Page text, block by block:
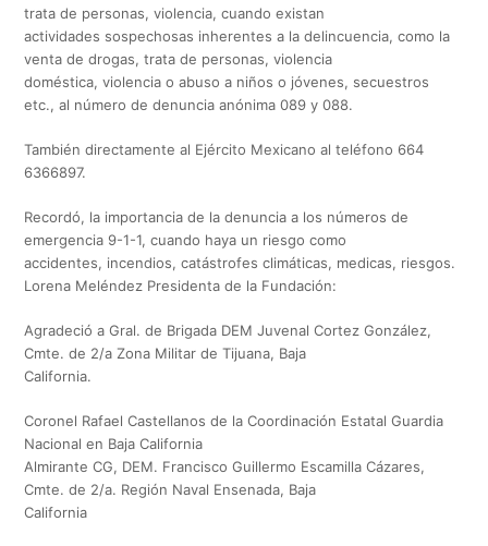
trata de personas, violencia, cuando existan
actividades sospechosas inherentes a la delincuencia, como la
venta de drogas, trata de personas, violencia
doméstica, violencia o abuso a niños o jóvenes, secuestros
etc., al número de denuncia anónima 089 y 088.
También directamente al Ejército Mexicano al teléfono 664
6366897.
Recordó, la importancia de la denuncia a los números de
emergencia 9-1-1, cuando haya un riesgo como
accidentes, incendios, catástrofes climáticas, medicas, riesgos.
Lorena Meléndez Presidenta de la Fundación:
Agradeció a Gral. de Brigada DEM Juvenal Cortez González,
Cmte. de 2/a Zona Militar de Tijuana, Baja
California.
Coronel Rafael Castellanos de la Coordinación Estatal Guardia
Nacional en Baja California
Almirante CG, DEM. Francisco Guillermo Escamilla Cázares,
Cmte. de 2/a. Región Naval Ensenada, Baja
California